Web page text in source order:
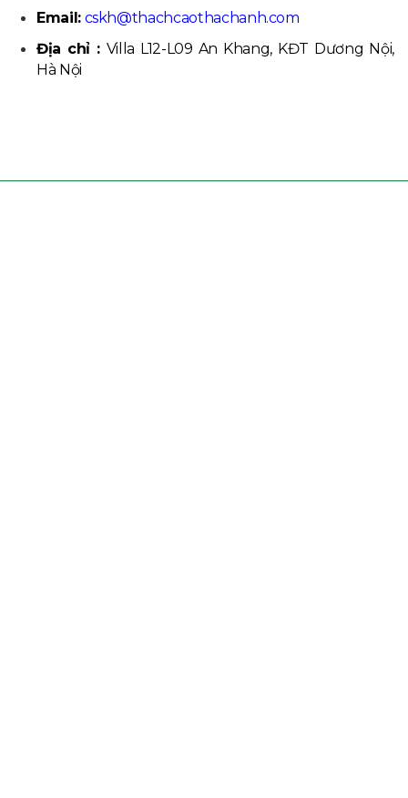
Email: cskh@thachcaothachanh.com
Địa chỉ : Villa L12-L09 An Khang, KĐT Dương Nội,
Hà Nội